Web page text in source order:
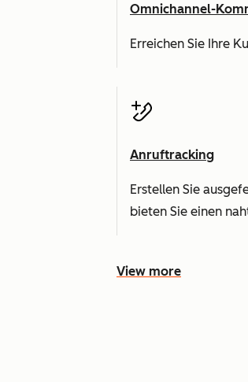
Omnichannel-
Erreichen Sie Ihre
Anruftracking
Erstellen Sie
bieten Sie einen
View more